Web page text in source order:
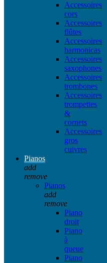
Accessoires
cors
Accessoires
flûtes
Accessoires
harmonicas
Accessoires
saxophones
Accessoires
trombones
Accessoires
trompettes
&
cornets
Accessoires
gros
cuivres
Pianos
add
remove
Pianos
add
remove
Piano
droit
Piano
à
queue
Piano